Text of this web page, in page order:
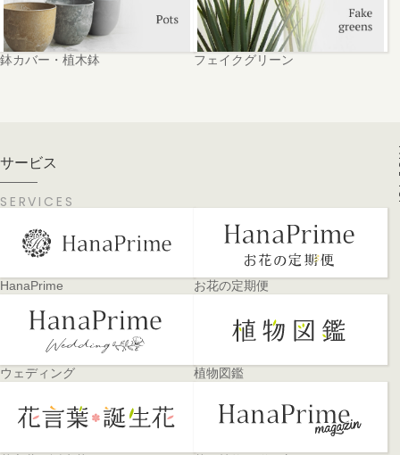
鉢カバー・植木鉢 フェイクグリーン
サービス
SERVICES
HanaPrime お花の定期便
ウェディング 植物図鑑